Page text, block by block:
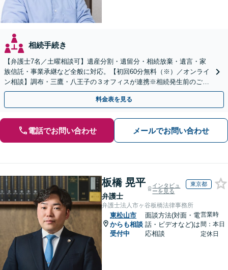
相続手続き
【弁護士7名／土曜相談可】遺産分割・遺留分・相続放棄・遺言・家
族信託・事業承継など全般に対応。【初回60分無料（※）／オンライ
ン相談】調布・三鷹・八王子の３オフィスが連携※相続発生前のご相
談など有料相談になるものもございます。
料金表を見る
電話でお問い合わせ メールでお問い合わせ
板橋 晃平
弁護士
インタビュ
ーを見る
東京都
弁護士法人市ヶ谷板橋法律事務所
東松山市
からも相談
受付中
面談方法(対面・電
話・ビデオなど)は
応相談
営業時
間：本日
定休日